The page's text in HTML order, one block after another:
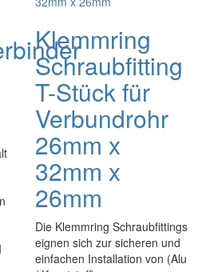
Klemmring
Schraubfitting
T-Stück für
Verbundrohr
26mm x
32mm x
26mm
Die Klemmring Schraubfittings
eignen sich zur sicheren und
einfachen Installation von (Alu